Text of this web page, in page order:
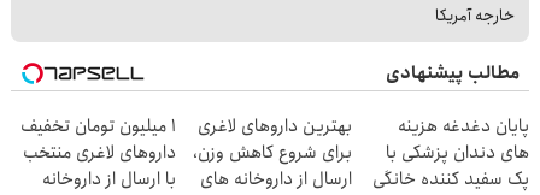
خارجه آمریکا
مطالب پیشنهادی
پایان دغدغه هزینه
های دندان پزشکی با
پک سفید کننده خانگی
بهترین داروهای لاغری
برای شروع کاهش وزن،
ارسال از داروخانه های
۱ میلیون تومان تخفیف
داروهای لاغری منتخب
با ارسال از داروخانه